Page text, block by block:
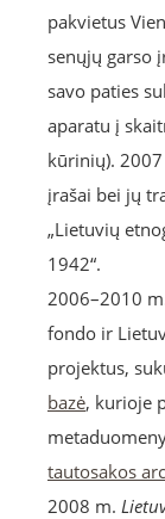
pakvietus
senųjų garso
savo paties
aparatu į
kūrinių).
įrašai bei jų
„Lietuvių
1942“.
2006–2010
fondo ir
projektus,
bazė, kurioje
tautosakos
2008 m.